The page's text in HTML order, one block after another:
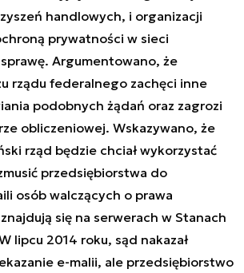
handlowych, i organizacji
prywatności w sieci
Argumentowano, że
rządu federalnego zachęci inne
podobnych żądań oraz zagrozi
obliczeniowej. Wskazywano, że
rząd będzie chciał wykorzystać
przedsiębiorstwa do
osób walczących o prawa
się na serwerach w Stanach
lipcu 2014 roku, sąd nakazał
e-malii, ale przedsiębiorstwo